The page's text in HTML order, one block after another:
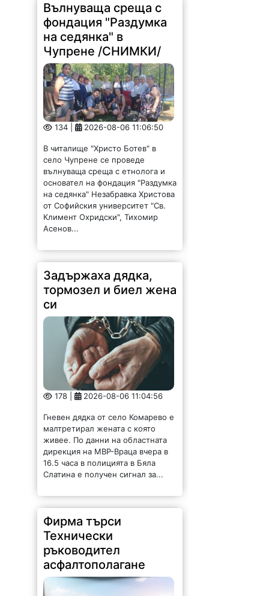
Вълнуваща среща с
фондация "Раздумка
на седянка" в
Чупрене /СНИМКИ/
134 | 2026-08-06 11:06:50
В читалище "Христо Ботев" в
село Чупрене се проведе
вълнуваща среща с етнолога и
основател на фондация "Раздумка
на седянка" Незабравка Христова
от Софийския университет "Св.
Климент Охридски", Тихомир
Асенов...
Задържаха дядка,
тормозел и биел жена
си
178 | 2026-08-06 11:04:56
Гневен дядка от село Комарево е
малтретирал жената с която
живее. По данни на областната
дирекция на МВР-Враца вчера в
16.5 часа в полицията в Бяла
Слатина е получен сигнал за...
Фирма търси
Технически
ръководител
асфалтополагане